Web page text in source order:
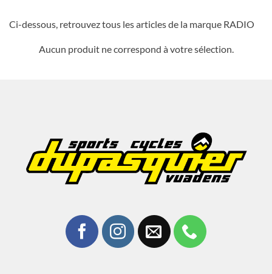
Ci-dessous, retrouvez tous les articles de la marque RADIO
Aucun produit ne correspond à votre sélection.